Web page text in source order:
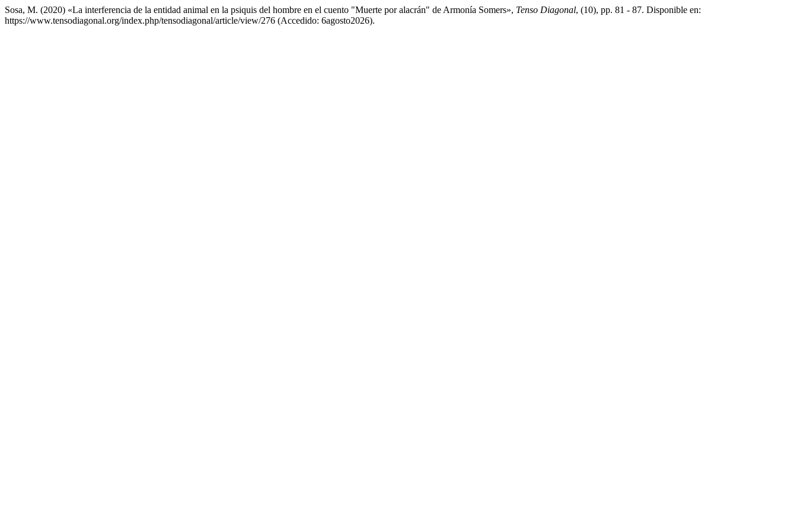
Sosa, M. (2020) «La interferencia de la entidad animal en la psiquis del hombre en el cuento "Muerte por alacrán" de Armonía Somers», Tenso Diagonal, (10), pp. 81 - 87. Disponible en:
https://www.tensodiagonal.org/index.php/tensodiagonal/article/view/276 (Accedido: 6agosto2026).